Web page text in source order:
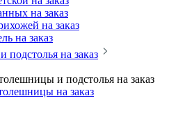
на заказ
на заказ
на заказ
на заказ
и подстолья на заказ
на заказ